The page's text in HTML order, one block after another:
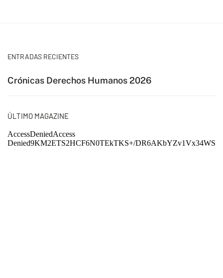
ENTRADAS RECIENTES
Crónicas Derechos Humanos 2026
ÚLTIMO MAGAZINE